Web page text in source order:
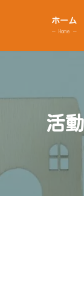
ホーム
– Home –
活